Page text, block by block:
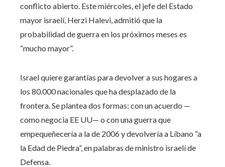
conflicto abierto. Este miércoles, el jefe del Estado
mayor israelí, Herzi Halevi, admitió que la
probabilidad de guerra en los próximos meses es
“mucho mayor”.
Israel quiere garantías para devolver a sus hogares a
los 80.000 nacionales que ha desplazado de la
frontera. Se plantea dos formas: con un acuerdo —
como negocia EE UU— o con una guerra que
empequeñecería a la de 2006 y devolvería a Líbano “a
la Edad de Piedra”, en palabras de ministro israelí de
Defensa.